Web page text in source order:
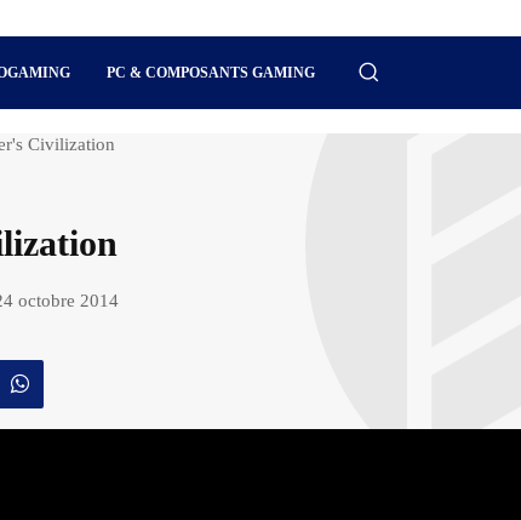
PC & COMPOSANTS GAMING
Civilization
octobre 2014